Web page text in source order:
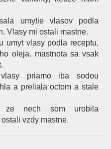
umytie vlasov podla
Vlasy mi ostali mastne.
umyt vlasy podla receptu,
oleja. mastnota sa vsak
priamo iba sodou
a preliala octom a stale
nech som urobila
vzdy mastne.